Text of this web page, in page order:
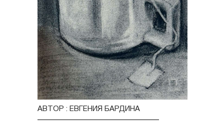
АВТОР : ЕВГЕНИЯ БАРДИНА